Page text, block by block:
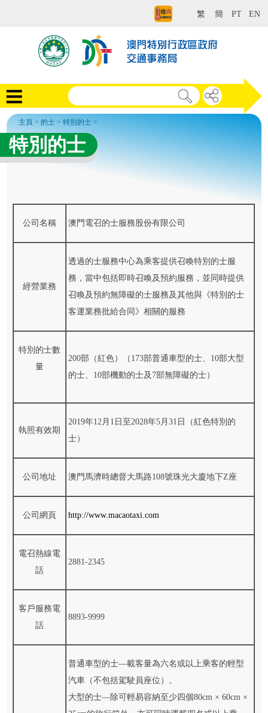
繁 簡 PT EN
主頁 > 的士 >特別的士 >
特別的士
公司名稱 澳門電召的士服務股份有限公司
經營業務
透過的士服務中心為乘客提供召喚特別的士服
務，當中包括即時召喚及預約服務，並同時提供
召喚及預約無障礙的士服務及其他與《特別的士
客運業務批給合同》相關的服務
特別的士數
量
200部（紅色）（173部普通車型的士、10部大型
的士、10部機動的士及7部無障礙的士）
執照有效期
2019年12月1日至2028年5月31日（紅色特別的
士）
公司地址 澳門馬濟時總督大馬路108號珠光大廈地下Z座
公司網頁 http://www.macaotaxi.com
電召熱線電
話
2881-2345
客戶服務電
話
8893-9999
普通車型的士—載客量為六名或以上乘客的輕型
汽車（不包括駕駛員座位）。
大型的士—除可輕易容納至少四個80cm × 60cm ×